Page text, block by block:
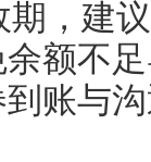
，建
额不
账与